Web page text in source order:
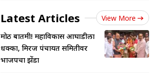
Latest Articles View More
मोठी बातमी! महाविकास आघाडीला
धक्का, मिरज पंचायत समितीवर
भाजपचा झेंडा